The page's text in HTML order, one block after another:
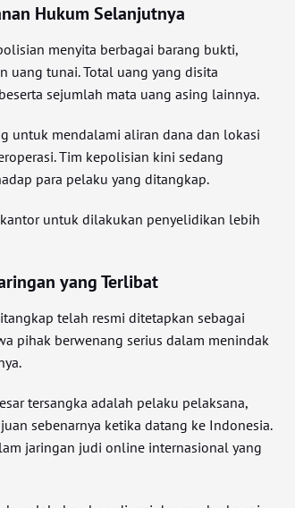
Hukum Selanjutnya
menyita berbagai barang bukti,
uang tunai. Total uang yang disita
sejumlah mata uang asing lainnya.
untuk mendalami aliran dana dan lokasi
Tim kepolisian kini sedang
para pelaku yang ditangkap.
untuk dilakukan penyelidikan lebih
yang Terlibat
telah resmi ditetapkan sebagai
pihak berwenang serius dalam menindak
tersangka adalah pelaku pelaksana,
sebenarnya ketika datang ke Indonesia.
jaringan judi online internasional yang